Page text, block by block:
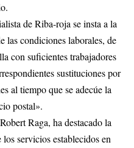
de Riba-roja se insta a la
las condiciones laborales, de
con suficientes trabajadores
sustituciones por
al tiempo que se adecúe la
postal».
Raga, ha destacado la
servicios establecidos en